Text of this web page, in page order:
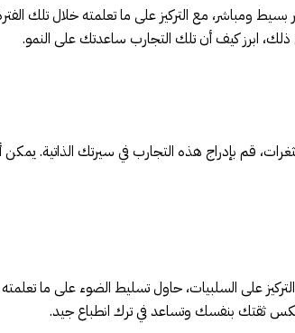
ومباشر، مع التركيز على ما تعلمته خلال تلك
ابرز كيف أن تلك التجارب ساعدتك على النمو.
قم بإدراج هذه التجارب في سيرتك الذاتية. يمكن
على السلبيات، حاول تسليط الضوء على ما
ثقتك بنفسك وتساعد في ترك انطباع جيد.